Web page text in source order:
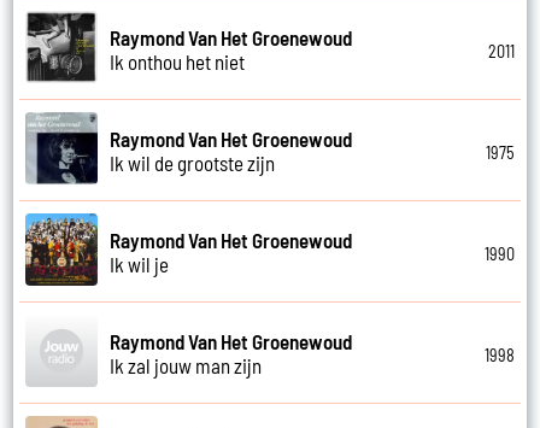
Raymond Van Het Groenewoud
Ik onthou het niet
2011
Raymond Van Het Groenewoud
Ik wil de grootste zijn
1975
Raymond Van Het Groenewoud
Ik wil je
1990
Raymond Van Het Groenewoud
Ik zal jouw man zijn
1998